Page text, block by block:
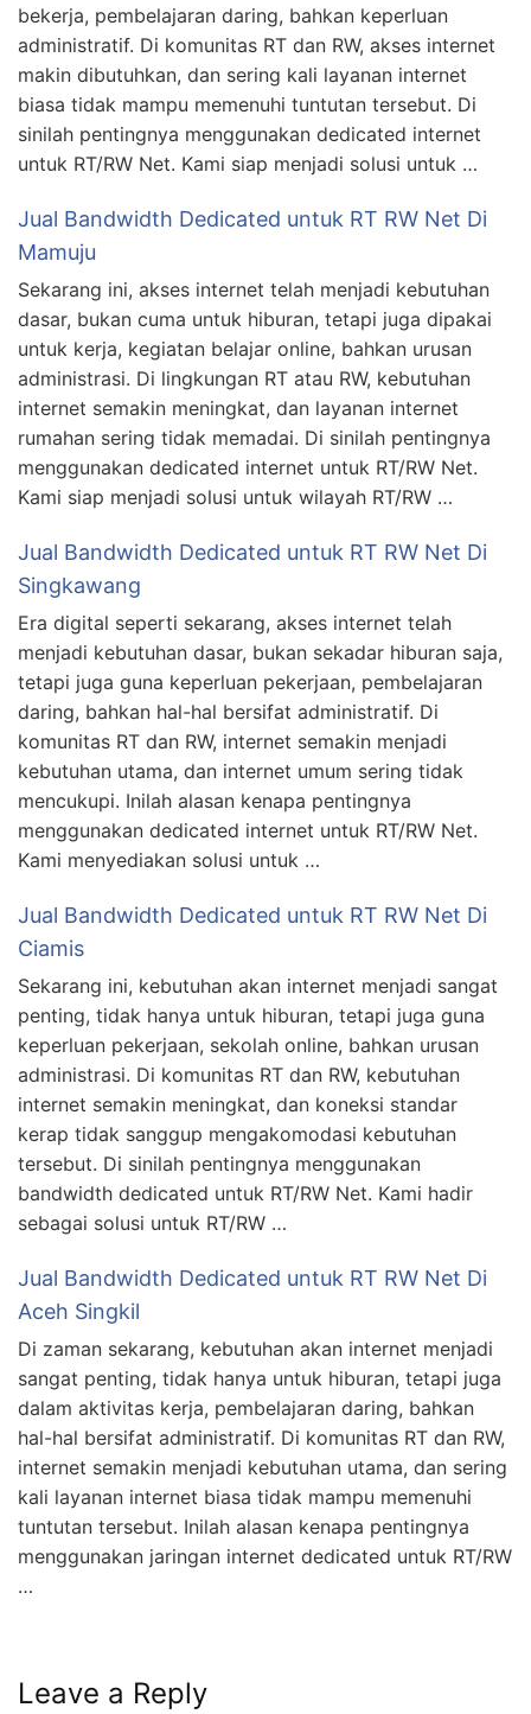
bekerja, pembelajaran daring, bahkan keperluan
administratif. Di komunitas RT dan RW, akses internet
makin dibutuhkan, dan sering kali layanan internet
biasa tidak mampu memenuhi tuntutan tersebut. Di
sinilah pentingnya menggunakan dedicated internet
untuk RT/RW Net. Kami siap menjadi solusi untuk …
Jual Bandwidth Dedicated untuk RT RW Net Di
Mamuju
Sekarang ini, akses internet telah menjadi kebutuhan
dasar, bukan cuma untuk hiburan, tetapi juga dipakai
untuk kerja, kegiatan belajar online, bahkan urusan
administrasi. Di lingkungan RT atau RW, kebutuhan
internet semakin meningkat, dan layanan internet
rumahan sering tidak memadai. Di sinilah pentingnya
menggunakan dedicated internet untuk RT/RW Net.
Kami siap menjadi solusi untuk wilayah RT/RW …
Jual Bandwidth Dedicated untuk RT RW Net Di
Singkawang
Era digital seperti sekarang, akses internet telah
menjadi kebutuhan dasar, bukan sekadar hiburan saja,
tetapi juga guna keperluan pekerjaan, pembelajaran
daring, bahkan hal-hal bersifat administratif. Di
komunitas RT dan RW, internet semakin menjadi
kebutuhan utama, dan internet umum sering tidak
mencukupi. Inilah alasan kenapa pentingnya
menggunakan dedicated internet untuk RT/RW Net.
Kami menyediakan solusi untuk …
Jual Bandwidth Dedicated untuk RT RW Net Di
Ciamis
Sekarang ini, kebutuhan akan internet menjadi sangat
penting, tidak hanya untuk hiburan, tetapi juga guna
keperluan pekerjaan, sekolah online, bahkan urusan
administrasi. Di komunitas RT dan RW, kebutuhan
internet semakin meningkat, dan koneksi standar
kerap tidak sanggup mengakomodasi kebutuhan
tersebut. Di sinilah pentingnya menggunakan
bandwidth dedicated untuk RT/RW Net. Kami hadir
sebagai solusi untuk RT/RW …
Jual Bandwidth Dedicated untuk RT RW Net Di
Aceh Singkil
Di zaman sekarang, kebutuhan akan internet menjadi
sangat penting, tidak hanya untuk hiburan, tetapi juga
dalam aktivitas kerja, pembelajaran daring, bahkan
hal-hal bersifat administratif. Di komunitas RT dan RW,
internet semakin menjadi kebutuhan utama, dan sering
kali layanan internet biasa tidak mampu memenuhi
tuntutan tersebut. Inilah alasan kenapa pentingnya
menggunakan jaringan internet dedicated untuk RT/RW
…
Leave a Reply